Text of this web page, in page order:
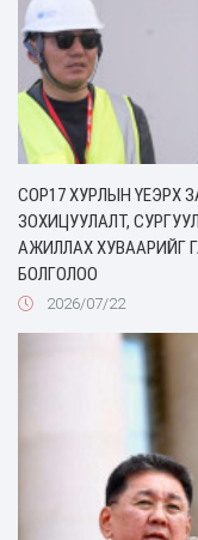
COP17 ХУРЛЫН
ЗОХИЦУУЛАЛТ,
АЖИЛЛАХ ХУВААРИЙГ
БОЛГОЛОО
2026/07/22